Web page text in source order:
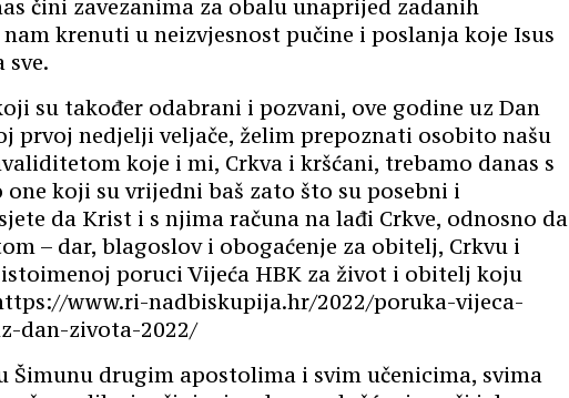
čini zavezanima za obalu unaprijed zadanih
krenuti u neizvjesnost pučine i poslanja koje Isus
sve.
su također odabrani i pozvani, ove godine uz Dan
prvoj nedjelji veljače, želim prepoznati osobito našu
koje i mi, Crkva i kršćani, trebamo danas s
koji su vrijedni baš zato što su posebni i
da Krist i s njima računa na lađi Crkve, odnosno da
– dar, blagoslov i obogaćenje za obitelj, Crkvu i
istoimenoj poruci Vijeća HBK za život i obitelj koju
www.ri-nadbiskupija.hr/2022/poruka-vijeca-
dan-zivota-2022/
Šimunu drugim apostolima i svim učenicima, svima